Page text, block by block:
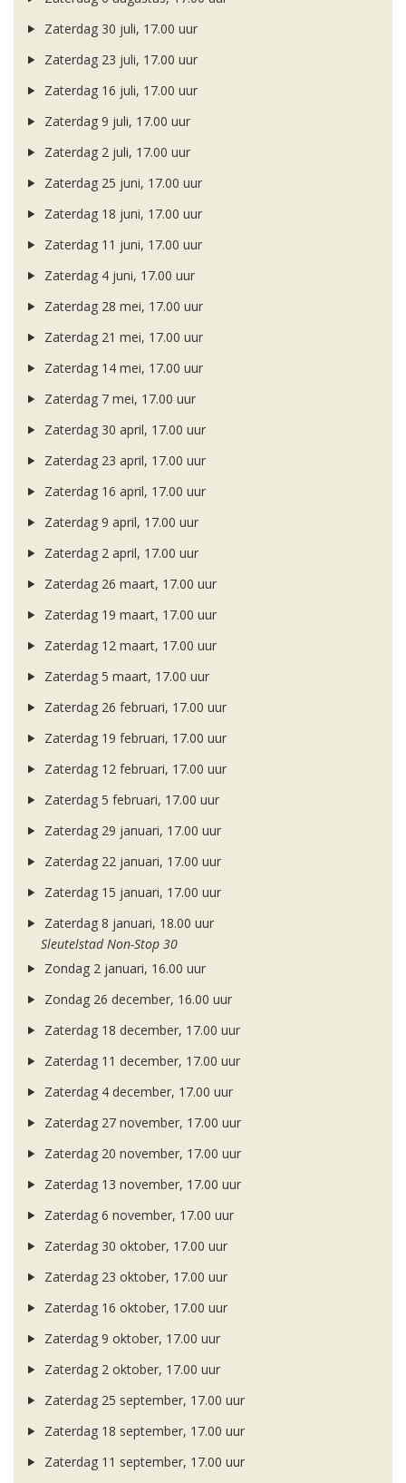
Zaterdag 30 juli, 17.00 uur
Zaterdag 23 juli, 17.00 uur
Zaterdag 16 juli, 17.00 uur
Zaterdag 9 juli, 17.00 uur
Zaterdag 2 juli, 17.00 uur
Zaterdag 25 juni, 17.00 uur
Zaterdag 18 juni, 17.00 uur
Zaterdag 11 juni, 17.00 uur
Zaterdag 4 juni, 17.00 uur
Zaterdag 28 mei, 17.00 uur
Zaterdag 21 mei, 17.00 uur
Zaterdag 14 mei, 17.00 uur
Zaterdag 7 mei, 17.00 uur
Zaterdag 30 april, 17.00 uur
Zaterdag 23 april, 17.00 uur
Zaterdag 16 april, 17.00 uur
Zaterdag 9 april, 17.00 uur
Zaterdag 2 april, 17.00 uur
Zaterdag 26 maart, 17.00 uur
Zaterdag 19 maart, 17.00 uur
Zaterdag 12 maart, 17.00 uur
Zaterdag 5 maart, 17.00 uur
Zaterdag 26 februari, 17.00 uur
Zaterdag 19 februari, 17.00 uur
Zaterdag 12 februari, 17.00 uur
Zaterdag 5 februari, 17.00 uur
Zaterdag 29 januari, 17.00 uur
Zaterdag 22 januari, 17.00 uur
Zaterdag 15 januari, 17.00 uur
Zaterdag 8 januari, 18.00 uur
Sleutelstad Non-Stop 30
Zondag 2 januari, 16.00 uur
Zondag 26 december, 16.00 uur
Zaterdag 18 december, 17.00 uur
Zaterdag 11 december, 17.00 uur
Zaterdag 4 december, 17.00 uur
Zaterdag 27 november, 17.00 uur
Zaterdag 20 november, 17.00 uur
Zaterdag 13 november, 17.00 uur
Zaterdag 6 november, 17.00 uur
Zaterdag 30 oktober, 17.00 uur
Zaterdag 23 oktober, 17.00 uur
Zaterdag 16 oktober, 17.00 uur
Zaterdag 9 oktober, 17.00 uur
Zaterdag 2 oktober, 17.00 uur
Zaterdag 25 september, 17.00 uur
Zaterdag 18 september, 17.00 uur
Zaterdag 11 september, 17.00 uur